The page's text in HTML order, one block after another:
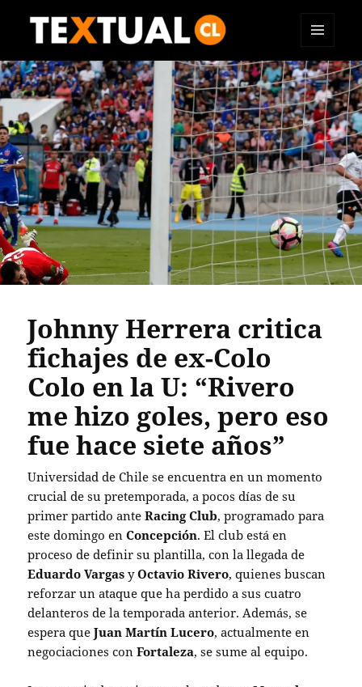
TEXTUAL
Y
WIDGETS
Johnny Herrera critica
fichajes de ex-Colo
Colo en la U: “Rivero
me hizo goles, pero eso
fue hace siete años”
Universidad de Chile se encuentra en un momento
crucial de su pretemporada, a pocos días de su
primer partido anteRacing Club, programado para
este domingo enConcepción. El club está en
proceso de definir su plantilla, con la llegada de
Eduardo Vargas yOctavio Rivero, quienes buscan
reforzar un ataque que ha perdido a sus cuatro
delanteros de la temporada anterior. Además, se
espera queJuan Martín Lucero, actualmente en
negociaciones conFortaleza, se sume al equipo.